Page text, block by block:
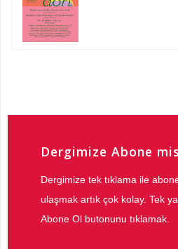
Dergimize Abone
Dergimize tek tıklama ile
ulaşmak artık çok kolay. Tek
Abone Ol butonunu tıklamak.